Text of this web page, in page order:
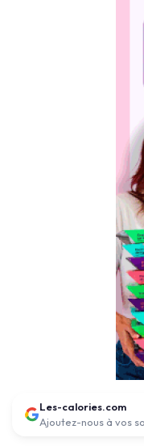
Les-calories.com
Ajoutez-nous à vos